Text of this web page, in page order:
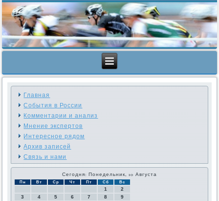
Главная
События в России
Комментарии и анализ
Мнение экспертов
Интересное рядом
Архив записей
Связь и нами
Сегодня: Понедельник, 10 Августа
Пн Вт Ср Чт Пт Сб Вс
1
2
3
4 5 6 7 8
9